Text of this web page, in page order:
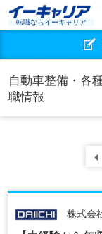
転職ならイーキャリア
自動車整備・各
職情報
株式会